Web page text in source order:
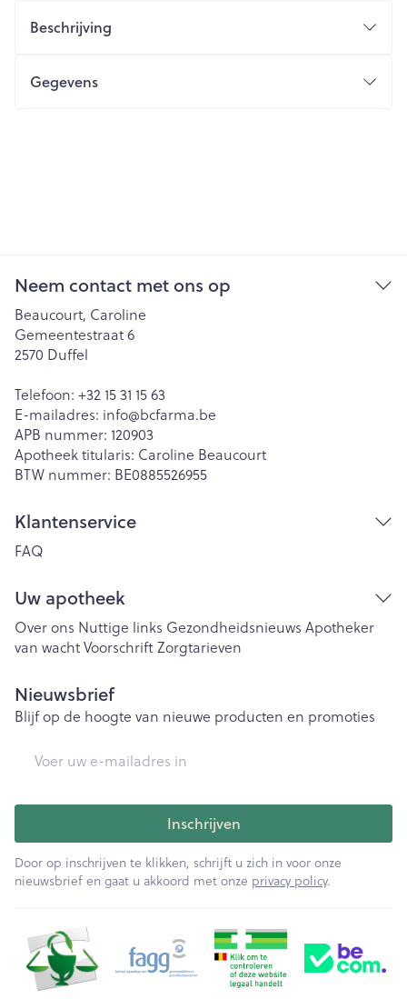
Beschrijving
Gegevens
Neem contact met ons op
Beaucourt, Caroline
Gemeentestraat 6
2570 Duffel
Telefoon: +32 15 31 15 63
E-mailadres: info@bcfarma.be
APB nummer: 120903
Apotheek titularis: Caroline Beaucourt
BTW nummer: BE0885526955
Klantenservice
FAQ
Uw apotheek
Over ons Nuttige links Gezondheidsnieuws Apotheker
van wachtVoorschriftZorgtarieven
Nieuwsbrief
Blijf op de hoogte van nieuwe producten en promoties
Inschrijven
Door op inschrijven te klikken, schrijft u zich in voor onze
nieuwsbrief en gaat u akkoord met onze privacy policy.